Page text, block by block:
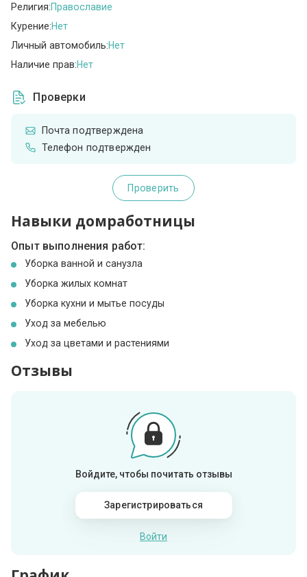
Религия:Православие
Курение:Нет
Личный автомобиль:Нет
Наличие прав:Нет
Проверки
Почта подтверждена
Телефон подтвержден
Проверить
Навыки домработницы
Опыт выполнения работ:
Уборка ванной и санузла
Уборка жилых комнат
Уборка кухни и мытье посуды
Уход за мебелью
Уход за цветами и растениями
Отзывы
Войдите, чтобы почитать отзывы
Зарегистрироваться
Войти